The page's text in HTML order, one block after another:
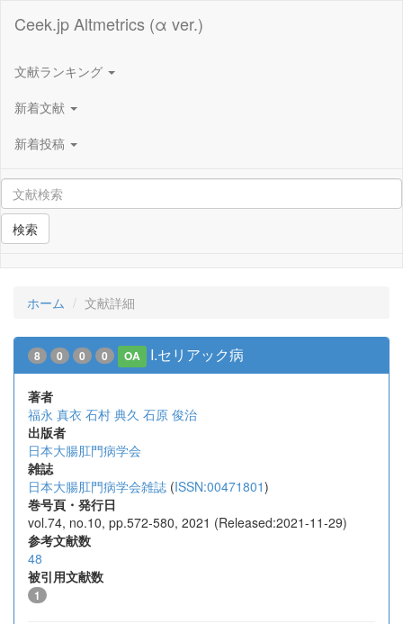
Ceek.jp Altmetrics (α ver.)
文献ランキング
新着文献
新着投稿
検索
ホーム 文献詳細
8 0 0 0 OA I.セリアック病
著者
福永 真衣 石村 典久 石原 俊治
出版者
日本大腸肛門病学会
雑誌
日本大腸肛門病学会雑誌 (ISSN:00471801)
巻号頁・発行日
vol.74, no.10, pp.572-580, 2021 (Released:2021-11-29)
参考文献数
48
被引用文献数
1